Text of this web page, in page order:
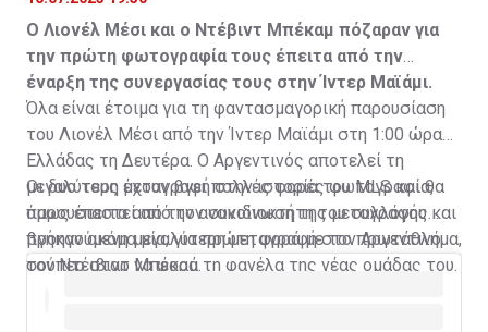
Ο Λιονέλ Μέσι και ο Ντέβιντ Μπέκαμ πόζαραν για
την πρώτη φωτογραφία τους έπειτα από την
έναρξη της συνεργασίας τους στην Ίντερ Μαϊάμι.
Όλα είναι έτοιμα για τη φαντασμαγορική παρουσίαση
του Λιονέλ Μέσι από την Ίντερ Μαϊάμι στη 1:00 ώρα
Ελλάδας τη Δευτέρα. Ο Αργεντινός αποτελεί τη
μεγαλύτερη μεταγραφή στην ιστορία του MLS και θα
παρουσιαστεί από τον συνιδιοκτήτη του συλλόγου και
προηγούμενη μεγαλύτερη μεταγραφή στο πρωτάθλημα,
τον Ντέιβιντ Μπέκαμ.
Οι δυο τους έχουν βγει πολλές φορές φωτογραφία,
όμως έπειτα από την ανακοίνωση της μεταγραφής
βγήκαν ακόμα μία, για πρώτη φορά με τον Αργεντινό
σούπερ σταρ να φορά τη φανέλα της νέας ομάδας του.